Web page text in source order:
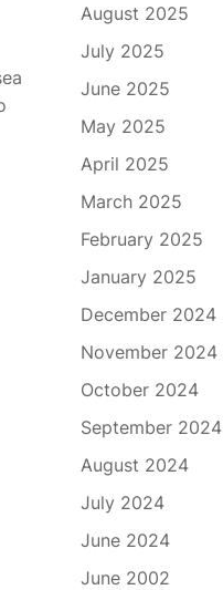
August 2025
July 2025
June 2025
May 2025
April 2025
March 2025
February 2025
January 2025
December 2024
November 2024
October 2024
September 2024
August 2024
July 2024
June 2024
June 2002